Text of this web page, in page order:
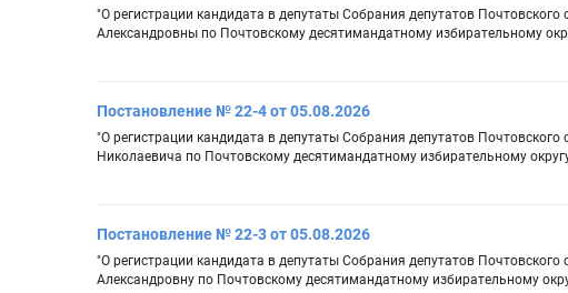
"О регистрации кандидата в депутаты Собрания депутатов
Александровны по Почтовскому десятимандатному избирательному
Постановление № 22-4 от 05.08.2026
"О регистрации кандидата в депутаты Собрания депутатов
Николаевича по Почтовскому десятимандатному избирательному
Постановление № 22-3 от 05.08.2026
"О регистрации кандидата в депутаты Собрания депутатов
Александровну по Почтовскому десятимандатному избирательному